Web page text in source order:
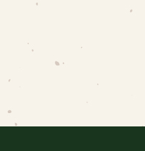
SALADES – CONCOMBRES